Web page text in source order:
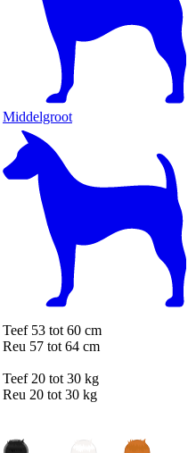
Middelgroot
Teef 53 tot 60 cm
Reu 57 tot 64 cm
Teef 20 tot 30 kg
Reu 20 tot 30 kg